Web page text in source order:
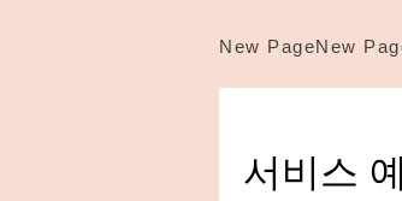
New PageNew
서비스